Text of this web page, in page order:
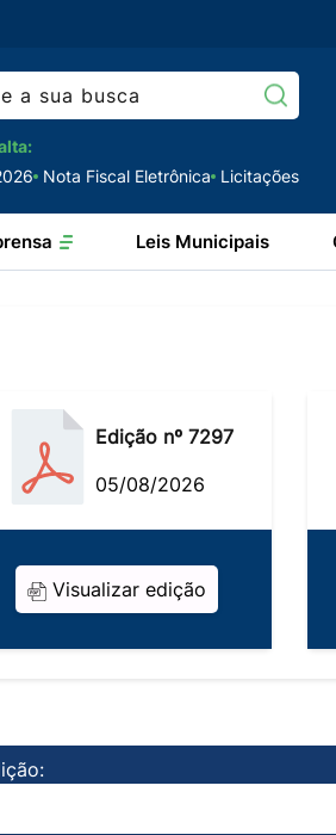
Nota Fiscal Eletrônica Licitações
Leis Municipais
Edição nº 7297
05/08/2026
Visualizar edição